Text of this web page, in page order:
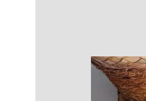
Angu
cremoso